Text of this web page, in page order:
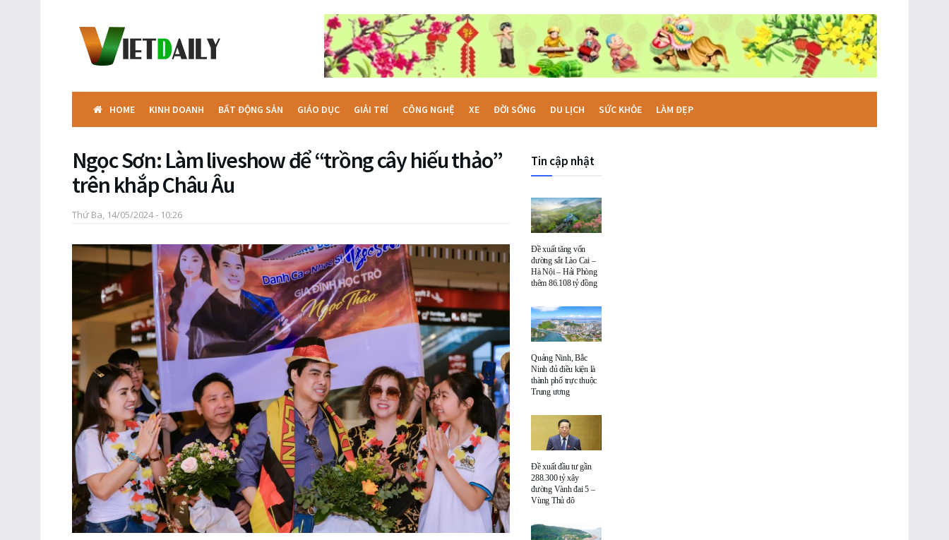
HOME KINH DOANH BẤT ĐỘNG SẢN GIÁO DỤC GIẢI TRÍ CÔNG NGHỆ XE ĐỜI SỐNG DU LỊCH SỨC KHỎE LÀM ĐẸP
Ngọc Sơn: Làm liveshow để “trồng cây hiếu thảo”
trên khắp Châu Âu
Thứ Ba, 14/05/2024 - 10:26
Tin cập nhật
Đề xuất tăng vốn
đường sắt Lào Cai –
Hà Nội – Hải Phòng
thêm 86.108 tỷ đồng
Quảng Ninh, Bắc
Ninh đủ điều kiện là
thành phố trực thuộc
Trung ương
Đề xuất đầu tư gần
288.300 tỷ xây
đường Vành đai 5 –
Vùng Thủ đô